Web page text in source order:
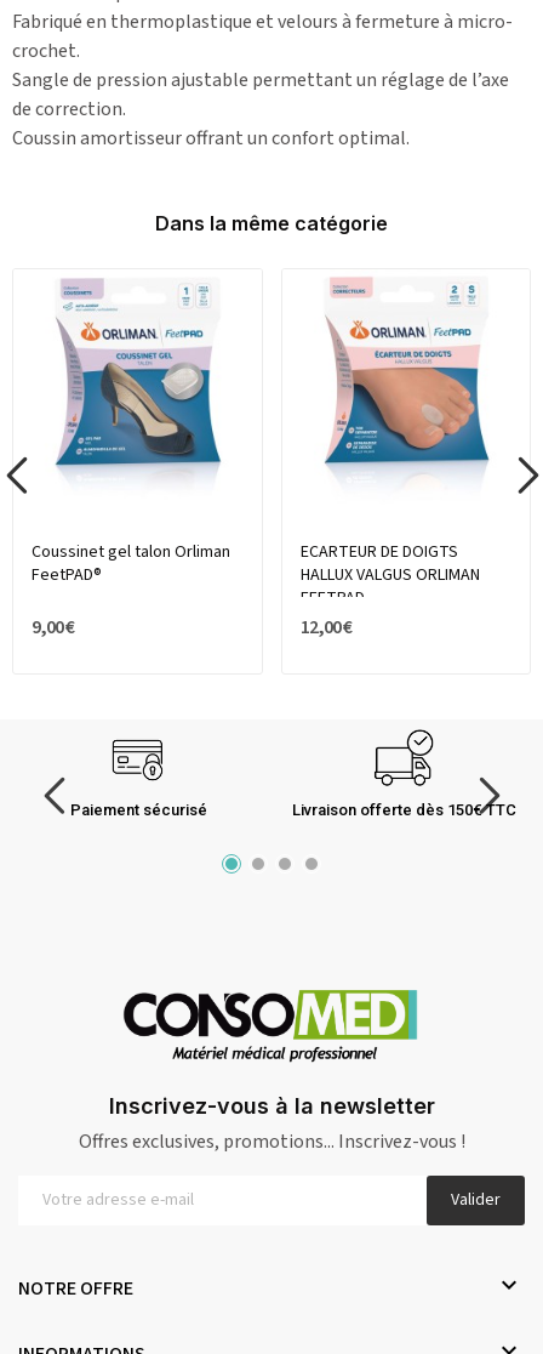
Fabriqué en thermoplastique et velours à fermeture à micro-
crochet.
Sangle de pression ajustable permettant un réglage de l’axe
de correction.
Coussin amortisseur offrant un confort optimal.
Dans la même catégorie
Coussinet gel talon Orliman
FeetPAD®
9,00 €
ECARTEUR DE DOIGTS
HALLUX VALGUS ORLIMAN
FEETPAD
12,00 €
Paiement sécurisé Livraison offerte dès 150€ TTC
Inscrivez-vous à la newsletter
Offres exclusives, promotions... Inscrivez-vous !
Valider
NOTRE OFFRE 